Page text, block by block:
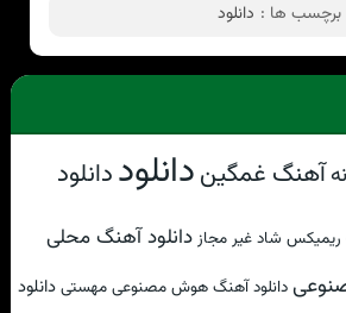
برچسب ها : دانلود
آهنگ غمگیندانلوددانلود
ریمیکس شاد غیر مجازدانلود آهنگ محلی
دانلود آهنگ هوش مصنوعی مهستیدانلود